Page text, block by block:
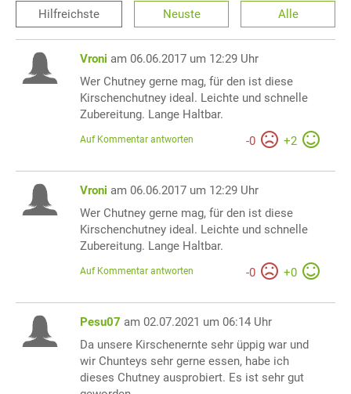
Hilfreichste Neuste Alle
Vroni am 06.06.2017 um 12:29 Uhr
Wer Chutney gerne mag, für den ist diese
Kirschenchutney ideal. Leichte und schnelle
Zubereitung. Lange Haltbar.
-0 +2
Auf Kommentar antworten
Vroni am 06.06.2017 um 12:29 Uhr
Wer Chutney gerne mag, für den ist diese
Kirschenchutney ideal. Leichte und schnelle
Zubereitung. Lange Haltbar.
-0 +0
Auf Kommentar antworten
Pesu07 am 02.07.2021 um 06:14 Uhr
Da unsere Kirschenernte sehr üppig war und
wir Chunteys sehr gerne essen, habe ich
dieses Chutney ausprobiert. Es ist sehr gut